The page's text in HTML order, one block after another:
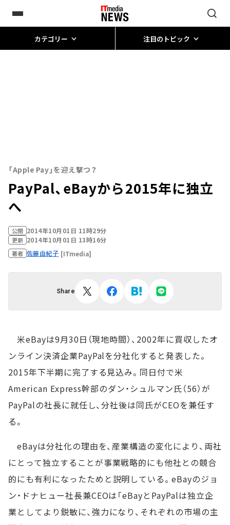
カテゴリー 注目のトピック
「Apple Pay」を迎え撃つ？
PayPal、eBayから2015年に独立
へ
公開 2014年10月01日 11時29分
更新 2014年10月01日 13時16分
著者 佐藤由紀子 [ITmedia]
Share
米eBayは9月30日（現地時間）、2002年に買収したオ
ンライン決済企業PayPalを分社化すると発表した。
2015年下半期に完了する見込み。同日付で米
American Express幹部のダン・シュルマン氏（56）が
PayPalの社長に就任し、分社後は同氏がCEOを兼任す
る。
eBayは分社化の理由を、産業構造の変化により、両社
にとって独立することが事業戦略的にも他社との競合
的にも有利になったためと説明している。eBayのジョ
ン・ドナヒュー社長兼CEOは「eBayとPayPalは独立企
業としてより鋭敏に、強力になり、それぞれの市場の主